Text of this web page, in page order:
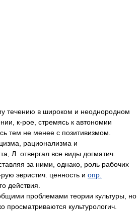
в широком и неоднородном
к-рое, стремясь к автономии
тем не менее с позитивизмом.
рационализма и
Л. отвергал все виды догматич.
за ними, однако, роль рабочих
эвристич. ценность и опр.
действия.
проблемами теории культуры, но
просматриваются культурологич.